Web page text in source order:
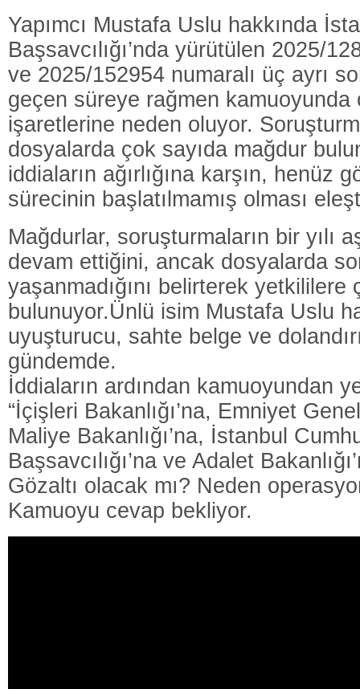
Yapımcı Mustafa Uslu hakkında
Başsavcılığı’nda yürütülen 2025/
ve 2025/152954 numaralı üç ayrı
geçen süreye rağmen kamuoyunda
işaretlerine neden oluyor.
dosyalarda çok sayıda mağdur
iddiaların ağırlığına karşın, henüz
sürecinin başlatılmamış olması
Mağdurlar, soruşturmaların bir yılı
devam ettiğini, ancak dosyalarda
yaşanmadığını belirterek yetkililere
bulunuyor.Ünlü isim Mustafa Uslu
uyuşturucu, sahte belge ve
gündemde.
İddiaların ardından kamuoyundan
“İçişleri Bakanlığı’na, Emniyet
Maliye Bakanlığı’na, İstanbul
Başsavcılığı’na ve Adalet
Gözaltı olacak mı? Neden
Kamuoyu cevap bekliyor.